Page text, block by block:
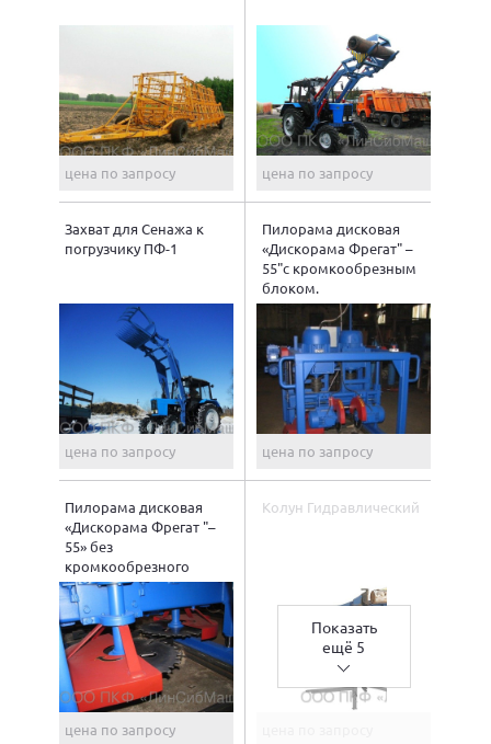
цена по запросу цена по запросу
Захват для Сенажа к
погрузчику ПФ-1
цена по запросу
Пилорама дисковая
«Дискорама Фрегат" –
55"с кромкообрезным
блоком.
цена по запросу
Пилорама дисковая
«Дискорама Фрегат "–
55» без
кромкообрезного
блока.
цена по запросу
Колун Гидравлический
Показать
ещё 5